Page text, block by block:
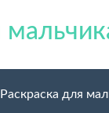
Раскраска для